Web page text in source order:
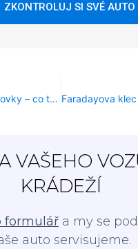
ZKONTROLUJ SI SVÉ AUTO
Zámek převodovky – co to je?
VAŠEHO
KRÁDEŽÍ
formulář a my se
auto servisujeme.